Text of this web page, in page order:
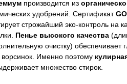
производится из
удобрений. Сертификат
строжайший эко-контроль на
Пенье высокого качества
очистку) обеспечивает
ворсинок. Именно поэтому
множество стирок.